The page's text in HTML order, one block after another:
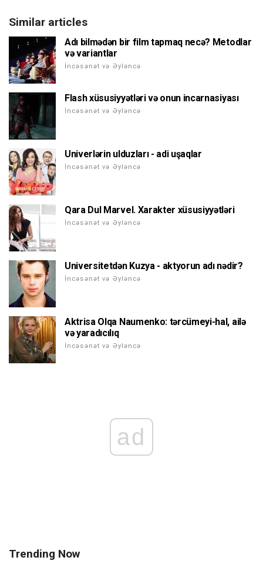
Similar articles
Adı bilmədən bir film tapmaq necə? Metodlar
və variantlar
İncəsənət və Əyləncə
Flash xüsusiyyətləri və onun incarnasiyası
İncəsənət və Əyləncə
Univerlərin ulduzları - adi uşaqlar
İncəsənət və Əyləncə
Qara Dul Marvel. Xarakter xüsusiyyətləri
İncəsənət və Əyləncə
Universitetdən Kuzya - aktyorun adı nədir?
İncəsənət və Əyləncə
Aktrisa Olqa Naumenko: tərcümeyi-hal, ailə
və yaradıcılıq
İncəsənət və Əyləncə
ad
Trending Now